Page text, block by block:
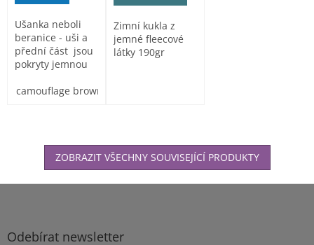
Ušanka neboli
beranice - uši a
přední část jsou
pokryty jemnou
kožešinou.
camouflage brown
Zimní kukla z
jemné fleecové
látky 190gr
ZOBRAZIT VŠECHNY SOUVISEJÍCÍ PRODUKTY
Z
Odebírat newsletter